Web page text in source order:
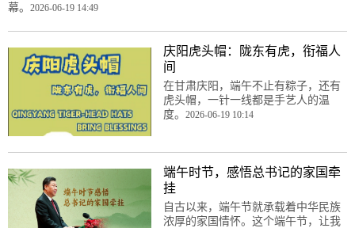
幕。 2026-06-19 14:49
庆阳虎头帽：陇东有虎，衔福人
间
在甘肃庆阳，端午不止有粽子，还有
虎头帽，一针一线都是手艺人的温
度。 2026-06-19 10:14
端午时节，感悟总书记的家国牵
挂
自古以来，端午节就承载着中华民族
浓厚的家国情怀。这个端午节，让我